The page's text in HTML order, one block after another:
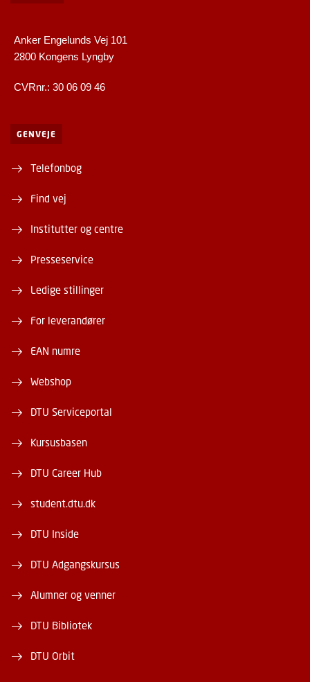
Anker Engelunds Vej 101
2800 Kongens Lyngby
CVRnr.: 30 06 09 46
GENVEJE
Telefonbog
Find vej
Institutter og centre
Presseservice
Ledige stillinger
For leverandører
EAN numre
Webshop
DTU Serviceportal
Kursusbasen
DTU Career Hub
student.dtu.dk
DTU Inside
DTU Adgangskursus
Alumner og venner
DTU Bibliotek
DTU Orbit